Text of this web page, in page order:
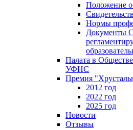
Положение
Нормы
Документы
Палата в
УФНС
Премия
2012 год
2022 год
2025 год
Новости
Отзывы